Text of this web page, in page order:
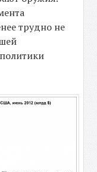
трудно не